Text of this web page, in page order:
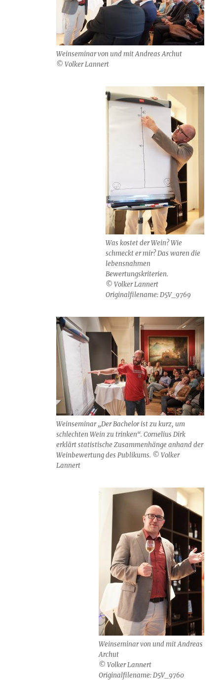
Weinseminar von und mit Andreas Archut
© Volker Lannert
Was kostet der Wein? Wie
schmeckt er mir? Das waren die
lebensnahmen
Bewertungskriterien.
© Volker Lannert
Originalfilename: D5V_9769
Weinseminar „Der Bachelor ist zu kurz, um
schlechten Wein zu trinken“. Cornelius Dirk
erklärt statistische Zusammenhänge anhand der
Weinbewertung des Publikums. © Volker
Lannert
Weinseminar von und mit Andreas
Archut
© Volker Lannert
Originalfilename: D5V_9760